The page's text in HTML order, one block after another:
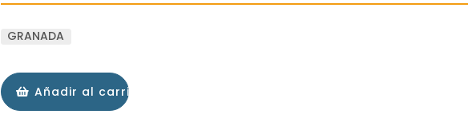
GRANADA
Añadir al carrito